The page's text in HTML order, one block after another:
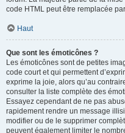
code HTML peut être remplacée
Haut
Que sont les émoticônes ?
Les émoticônes sont de petites
code court et qui permettent
exprime la joie, alors qu’au
consulter la liste complète des
Essayez cependant de ne pas
rapidement rendre un message
modifier ou de le supprimer
peuvent également limiter le